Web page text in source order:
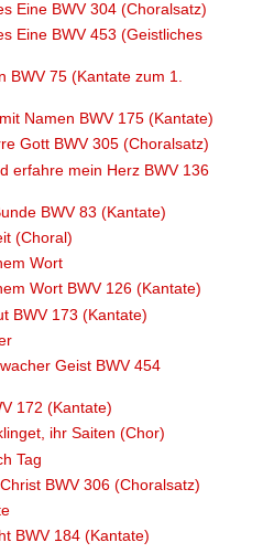
Eine BWV 304 (Choralsatz)
Eine BWV 453 (Geistliches
BWV 75 (Kantate zum 1.
Namen BWV 175 (Kantate)
Gott BWV 305 (Choralsatz)
erfahre mein Herz BWV 136
BWV 83 (Kantate)
(Choral)
Wort
Wort BWV 126 (Kantate)
BWV 173 (Kantate)
Geist BWV 454
172 (Kantate)
ihr Saiten (Chor)
Tag
BWV 306 (Choralsatz)
BWV 184 (Kantate)